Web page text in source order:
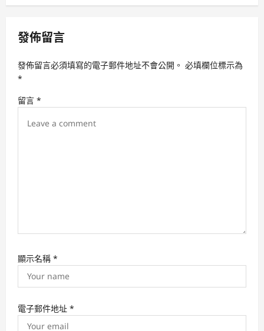
v
g
a
t
i
發佈留言
發佈留言必須填寫的電子郵件地址不會公開。 必填欄位標示為
*
留言 *
顯示名稱 *
電子郵件地址 *